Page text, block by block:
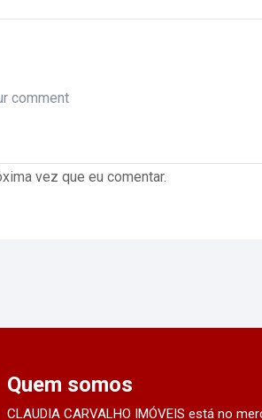
vez que eu comentar.
Quem somos
CLAUDIA CARVALHO IMÓVEIS está no